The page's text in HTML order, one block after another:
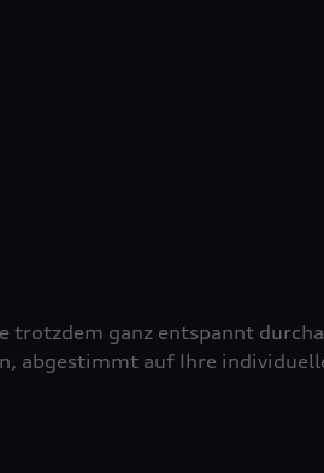
trotzdem ganz entspannt
abgestimmt auf Ihre